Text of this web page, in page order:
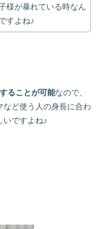
様が暴れている時なん
すよね♪
ることが可能なので、
ど使う人の身長に合わ
いですよね♪